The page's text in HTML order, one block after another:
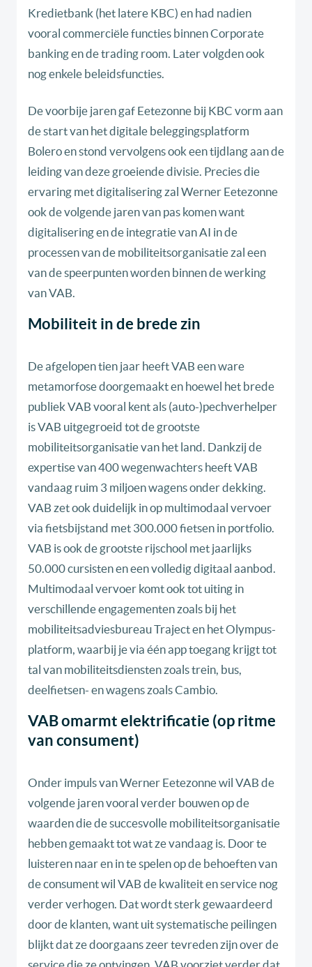
Kredietbank (het latere KBC) en had nadien
vooral commerciële functies binnen Corporate
banking en de trading room. Later volgden ook
nog enkele beleidsfuncties.
De voorbije jaren gaf Eetezonne bij KBC vorm aan
de start van het digitale beleggingsplatform
Bolero en stond vervolgens ook een tijdlang aan de
leiding van deze groeiende divisie. Precies die
ervaring met digitalisering zal Werner Eetezonne
ook de volgende jaren van pas komen want
digitalisering en de integratie van AI in de
processen van de mobiliteitsorganisatie zal een
van de speerpunten worden binnen de werking
van VAB.
Mobiliteit in de brede zin
De afgelopen tien jaar heeft VAB een ware
metamorfose doorgemaakt en hoewel het brede
publiek VAB vooral kent als (auto-)pechverhelper
is VAB uitgegroeid tot de grootste
mobiliteitsorganisatie van het land. Dankzij de
expertise van 400 wegenwachters heeft VAB
vandaag ruim 3 miljoen wagens onder dekking.
VAB zet ook duidelijk in op multimodaal vervoer
via fietsbijstand met 300.000 fietsen in portfolio.
VAB is ook de grootste rijschool met jaarlijks
50.000 cursisten en een volledig digitaal aanbod.
Multimodaal vervoer komt ook tot uiting in
verschillende engagementen zoals bij het
mobiliteitsadviesbureau Traject en het Olympus-
platform, waarbij je via één app toegang krijgt tot
tal van mobiliteitsdiensten zoals trein, bus,
deelfietsen- en wagens zoals Cambio.
VAB omarmt elektrificatie (op ritme
van consument)
Onder impuls van Werner Eetezonne wil VAB de
volgende jaren vooral verder bouwen op de
waarden die de succesvolle mobiliteitsorganisatie
hebben gemaakt tot wat ze vandaag is. Door te
luisteren naar en in te spelen op de behoeften van
de consument wil VAB de kwaliteit en service nog
verder verhogen. Dat wordt sterk gewaardeerd
door de klanten, want uit systematische peilingen
blijkt dat ze doorgaans zeer tevreden zijn over de